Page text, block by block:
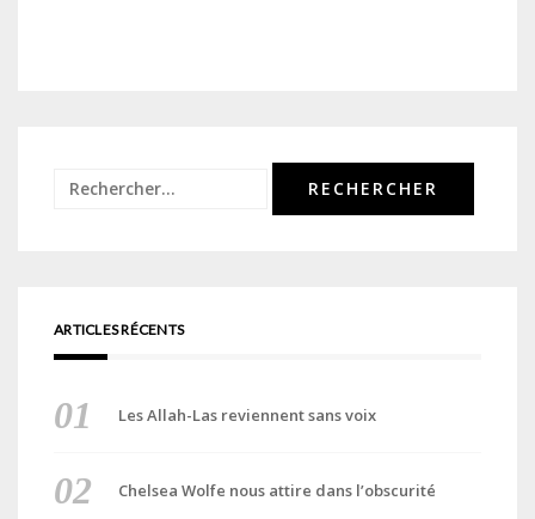
Rechercher :
ARTICLES RÉCENTS
Les Allah-Las reviennent sans voix
Chelsea Wolfe nous attire dans l’obscurité